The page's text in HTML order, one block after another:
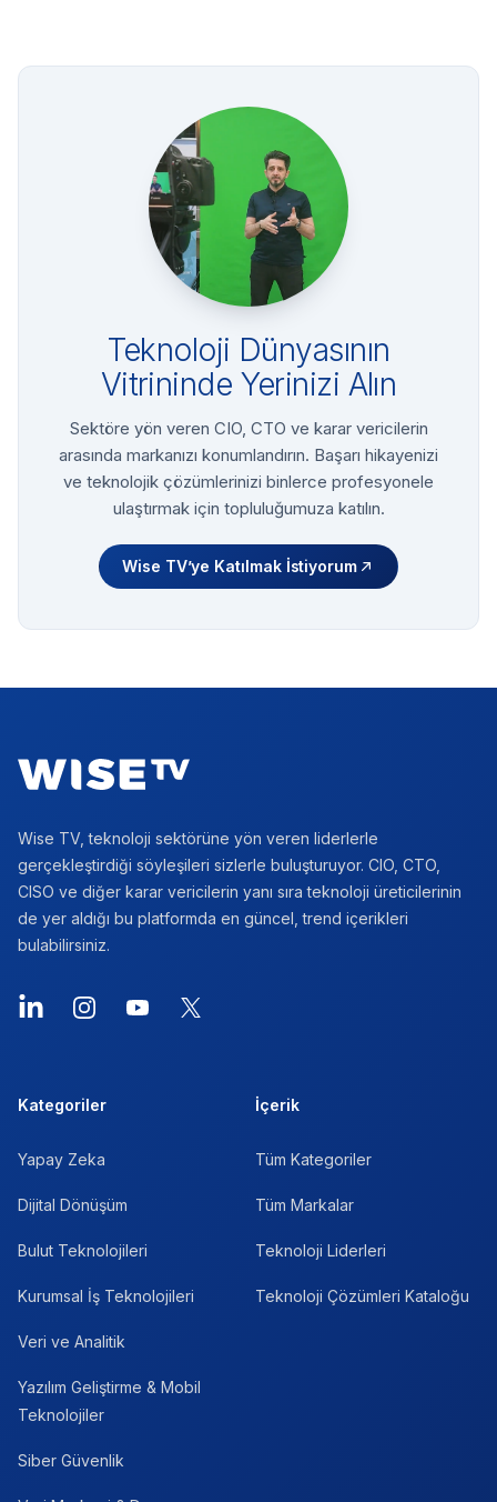
Teknoloji Dünyasının
Vitrininde Yerinizi Alın
Sektöre yön veren CIO, CTO ve karar vericilerin
arasında markanızı konumlandırın. Başarı hikayenizi
ve teknolojik çözümlerinizi binlerce profesyonele
ulaştırmak için topluluğumuza katılın.
Wise TV’ye Katılmak İstiyorum
Wise TV, teknoloji sektörüne yön veren liderlerle
gerçekleştirdiği söyleşileri sizlerle buluşturuyor. CIO, CTO,
CISO ve diğer karar vericilerin yanı sıra teknoloji üreticilerinin
de yer aldığı bu platformda en güncel, trend içerikleri
bulabilirsiniz.
LinkedInInstagramYouTube
X
Kategoriler
Yapay Zeka
Dijital Dönüşüm
Bulut Teknolojileri
Kurumsal İş Teknolojileri
Veri ve Analitik
Yazılım Geliştirme & Mobil
Teknolojiler
Siber Güvenlik
İçerik
Tüm Kategoriler
Tüm Markalar
Teknoloji Liderleri
Teknoloji Çözümleri Kataloğu